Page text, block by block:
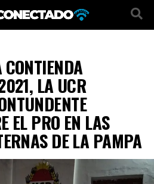
LA UCR
EL PRO EN LAS
DE LA PAMPA